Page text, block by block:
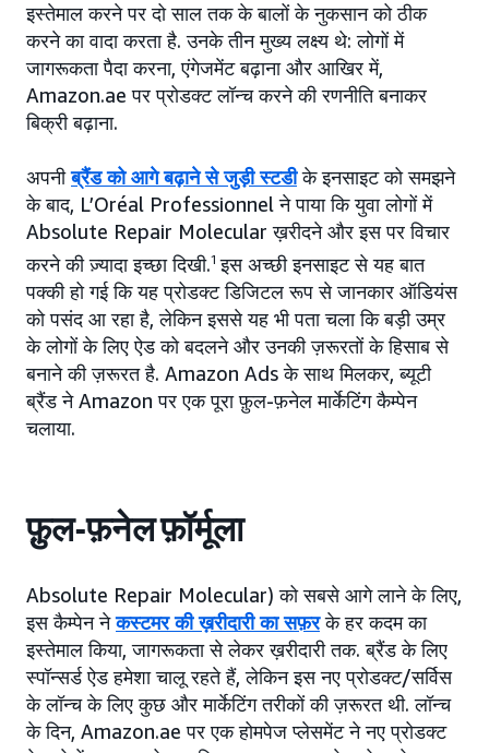
इस्तेमाल करने पर दो साल तक के बालों के नुकसान को ठीक
करने का वादा करता है. उनके तीन मुख्य लक्ष्य थे: लोगों में
जागरूकता पैदा करना, एंगेजमेंट बढ़ाना और आखिर में,
Amazon.ae पर प्रोडक्ट लॉन्च करने की रणनीति बनाकर
बिक्री बढ़ाना.
अपनीब्रैंड को आगे बढ़ाने से जुड़ी स्टडीके इनसाइट को समझने
के बाद, L’Oréal Professionnel ने पाया कि युवा लोगों में
Absolute Repair Molecular ख़रीदने और इस पर विचार
करने की ज़्यादा इच्छा दिखी.1इस अच्छी इनसाइट से यह बात
पक्की हो गई कि यह प्रोडक्ट डिजिटल रूप से जानकार ऑडियंस
को पसंद आ रहा है, लेकिन इससे यह भी पता चला कि बड़ी उम्र
के लोगों के लिए ऐड को बदलने और उनकी ज़रूरतों के हिसाब से
बनाने की ज़रूरत है. Amazon Ads के साथ मिलकर, ब्यूटी
ब्रैंड ने Amazon पर एक पूरा फ़ुल-फ़नेल मार्केटिंग कैम्पेन
चलाया.
फ़ुल-फ़नेल फ़ॉर्मूला
Absolute Repair Molecular) को सबसे आगे लाने के लिए,
इस कैम्पेन नेकस्टमर की ख़रीदारी का सफ़रके हर कदम का
इस्तेमाल किया, जागरूकता से लेकर ख़रीदारी तक. ब्रैंड के लिए
स्पॉन्सर्ड ऐड हमेशा चालू रहते हैं, लेकिन इस नए प्रोडक्ट/सर्विस
के लॉन्च के लिए कुछ और मार्केटिंग तरीकों की ज़रूरत थी. लॉन्च
के दिन, Amazon.ae पर एक होमपेज प्लेसमेंट ने नए प्रोडक्ट